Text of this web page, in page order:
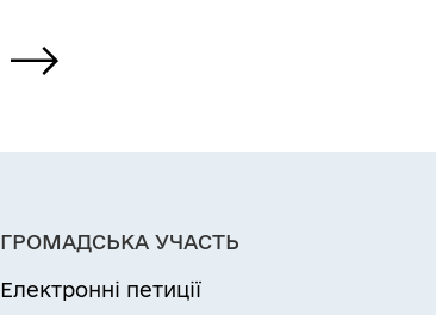
ГРОМАДСЬКА УЧАСТЬ
Електронні петиції